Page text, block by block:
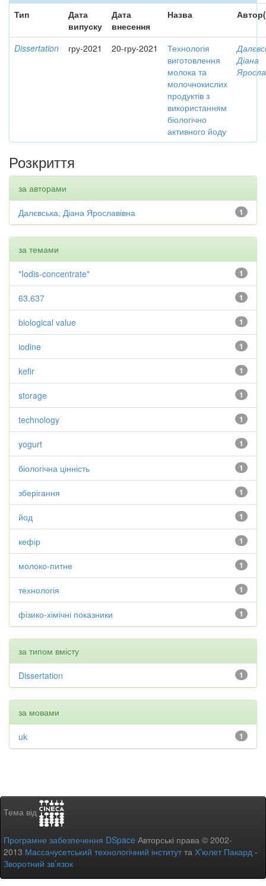
Тип
Дата
випуску
Дата
внесення
Назва
Dissertation гру-2021 20-гру-2021
Технологія
виготовлення
молока та
молочнокислих
продуктів з
використанням
біологічно
активного йоду
Діана
Розкриття
за авторами
1
Далєвська, Діана Ярославівна
за темами
1
"Iodis-concentrate"
1
63.637
1
biological value
1
iodine
1
kefir
1
storage
1
technology
1
yogurt
1
біологічна цінність
1
зберігання
1
йод
1
кефір
1
молоко-питне
1
технологія
1
фізико-хімічні показники
за типом вмісту
1
Dissertation
за мовами
1
uk
Тема від
Програмне забезпечення DSpace Авторські права © 2002-
2013 Массачусетський технологічний інститутта Х’юлет Пакард -
Зворотний зв’язок